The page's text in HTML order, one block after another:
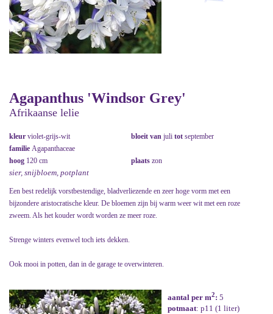
Agapanthus 'Windsor Grey'
Afrikaanse lelie
kleur violet-grijs-wit bloeit van juli tot september
familie Agapanthaceae
hoog 120 cm plaats zon
sier, snijbloem, potplant
Een best redelijk vorstbestendige, bladverliezende en zeer hoge vorm met een
bijzondere aristocratische kleur. De bloemen zijn bij warm weer wit met een roze
zweem. Als het kouder wordt worden ze meer roze.
Strenge winters evenwel toch iets dekken.
Ook mooi in potten, dan in de garage te overwinteren.
aantal per m2: 5
potmaat: p11 (1 liter)